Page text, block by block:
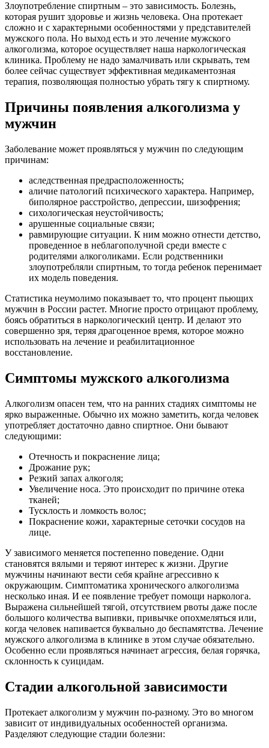
Злоупотребление спиртным – это зависимость. Болезнь,
которая рушит здоровье и жизнь человека. Она протекает
сложно и с характерными особенностями у представителей
мужского пола. Но выход есть и это лечение мужского
алкоголизма, которое осуществляет наша наркологическая
клиника. Проблему не надо замалчивать или скрывать, тем
более сейчас существует эффективная медикаментозная
терапия, позволяющая полностью убрать тягу к спиртному.
Причины появления алкоголизма у
мужчин
Заболевание может проявляться у мужчин по следующим
причинам:
аследственная предрасположенность;
аличие патологий психического характера. Например,
биполярное расстройство, депрессии, шизофрения;
сихологическая неустойчивость;
арушенные социальные связи;
равмирующие ситуации. К ним можно отнести детство,
проведенное в неблагополучной среди вместе с
родителями алкоголиками. Если родственники
злоупотребляли спиртным, то тогда ребенок перенимает
их модель поведения.
Статистика неумолимо показывает то, что процент пьющих
мужчин в России растет. Многие просто отрицают проблему,
боясь обратиться в наркологический центр. И делают это
совершенно зря, теряя драгоценное время, которое можно
использовать на лечение и реабилитационное
восстановление.
Симптомы мужского алкоголизма
Алкоголизм опасен тем, что на ранних стадиях симптомы не
ярко выраженные. Обычно их можно заметить, когда человек
употребляет достаточно давно спиртное. Они бывают
следующими:
Отечность и покраснение лица;
Дрожание рук;
Резкий запах алкоголя;
Увеличение носа. Это происходит по причине отека
тканей;
Тусклость и ломкость волос;
Покраснение кожи, характерные сеточки сосудов на
лице.
У зависимого меняется постепенно поведение. Одни
становятся вялыми и теряют интерес к жизни. Другие
мужчины начинают вести себя крайне агрессивно к
окружающим. Симптоматика хронического алкоголизма
несколько иная. И ее появление требует помощи нарколога.
Выражена сильнейшей тягой, отсутствием рвоты даже после
большого количества выпивки, привычке опохмеляться или,
когда человек напивается буквально до беспамятства. Лечение
мужского алкоголизма в клинике в этом случае обязательно.
Особенно если проявляться начинает агрессия, белая горячка,
склонность к суицидам.
Стадии алкогольной зависимости
Протекает алкоголизм у мужчин по-разному. Это во многом
зависит от индивидуальных особенностей организма.
Разделяют следующие стадии болезни: